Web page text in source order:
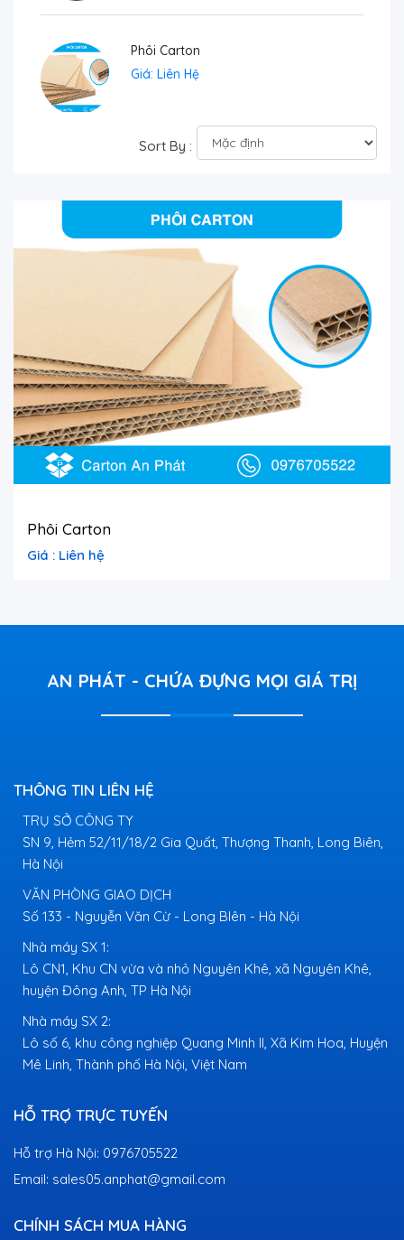
Phôi Carton
Giá: Liên Hệ
Sort By :
Phôi Carton
Giá : Liên hệ
AN PHÁT - CHỨA ĐỰNG MỌI GIÁ TRỊ
THÔNG TIN LIÊN HỆ
TRỤ SỞ CÔNG TY
SN 9, Hẻm 52/11/18/2 Gia Quất, Thượng Thanh, Long Biên,
Hà Nội
VĂN PHÒNG GIAO DỊCH
Số 133 - Nguyễn Văn Cừ - Long BIên - Hà Nội
Nhà máy SX 1:
Lô CN1, Khu CN vừa và nhỏ Nguyên Khê, xã Nguyên Khê,
huyện Đông Anh, TP Hà Nội
Nhà máy SX 2:
Lô số 6, khu công nghiệp Quang Minh II, Xã Kim Hoa, Huyện
Mê Linh, Thành phố Hà Nội, Việt Nam
HỖ TRỢ TRỰC TUYẾN
Hỗ trợ Hà Nội: 0976705522
Email: sales05.anphat@gmail.com
CHÍNH SÁCH MUA HÀNG